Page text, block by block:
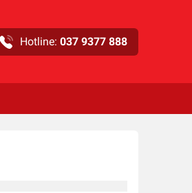
Hotline: 037 9377 888